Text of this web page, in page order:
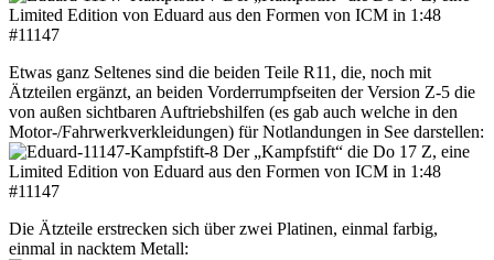
Etwas ganz Seltenes sind die beiden Teile R11, die, noch mit
Ätzteilen ergänzt, an beiden Vorderrumpfseiten der Version Z-5 die
von außen sichtbaren Auftriebshilfen (es gab auch welche in den
Motor-/Fahrwerkverkleidungen) für Notlandungen in See darstellen:
Die Ätzteile erstrecken sich über zwei Platinen, einmal farbig,
einmal in nacktem Metall: